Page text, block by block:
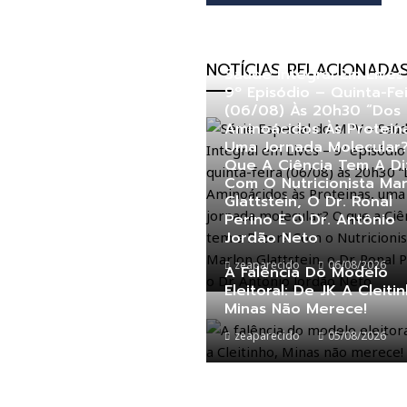
NOTÍCIAS
Série Especial Do MPV –
Saúde Integral Em Lives
9º Episódio – Quinta-
(06/08) Às 20h30 “Dos
Aminoácidos Às
Uma Jornada
Que A Ciência Tem A
Com O Nutricionista
Glattstein, O Dr. Ronal
Perino E O Dr. Antônio
Jordão Neto
zeaparecido 06/08/2026
A Falência Do Modelo
Eleitoral: De JK A
Minas Não Merece!
zeaparecido 05/08/2026